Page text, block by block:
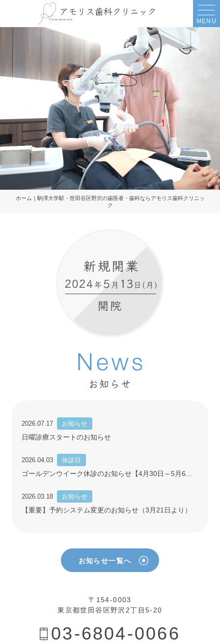
MENU
ホーム｜駒澤大学駅・世田谷区野沢の歯医者・歯科ならアモリス歯科クリニッ
ク
お知らせ
お知らせ一覧へ
2026.07.17 お知らせ
日曜診療スタートのお知らせ
2026.04.03 休診日
2026.03.18 お知らせ
【重要】予約システム変更のお知らせ（3月21日より）
〒154-0003
東京都世田谷区野沢2丁目5-20
03-6804-0066